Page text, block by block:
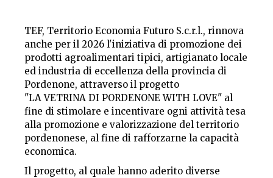
TEF, Territorio Economia Futuro S.c.r.l., rinnova
anche per il 2026 l'iniziativa di promozione dei
prodotti agroalimentari tipici, artigianato locale
ed industria di eccellenza della provincia di
Pordenone, attraverso il progetto
"LA VETRINA DI PORDENONE WITH LOVE" al
fine di stimolare e incentivare ogni attività tesa
alla promozione e valorizzazione del territorio
pordenonese, al fine di rafforzarne la capacità
economica.
Il progetto, al quale hanno aderito diverse